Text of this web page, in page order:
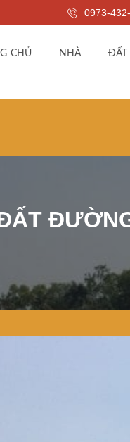
0973-
CHỦ NHÀ ĐẤT